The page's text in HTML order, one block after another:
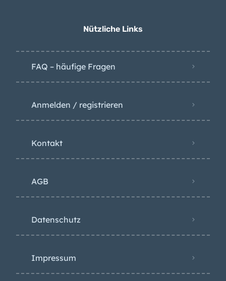
Nützliche Links
FAQ – häufige Fragen
Anmelden / registrieren
Kontakt
AGB
Datenschutz
Impressum